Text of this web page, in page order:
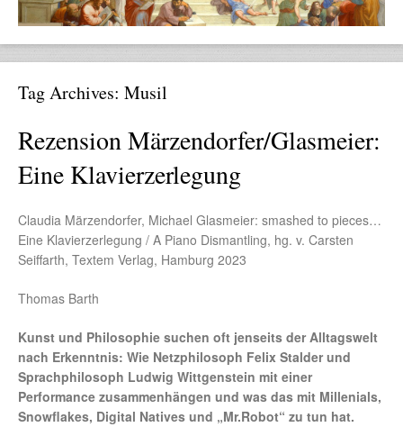
Tag Archives: Musil
Rezension Märzendorfer/Glasmeier:
Eine Klavierzerlegung
Claudia Märzendorfer, Michael Glasmeier: smashed to pieces…
Eine Klavierzerlegung / A Piano Dismantling, hg. v. Carsten
Seiffarth, Textem Verlag, Hamburg 2023
Thomas Barth
Kunst und Philosophie suchen oft jenseits der Alltagswelt
nach Erkenntnis: Wie Netzphilosoph Felix Stalder und
Sprachphilosoph Ludwig Wittgenstein mit einer
Performance zusammenhängen und was das mit Millenials,
Snowflakes, Digital Natives und „Mr.Robot“ zu tun hat.